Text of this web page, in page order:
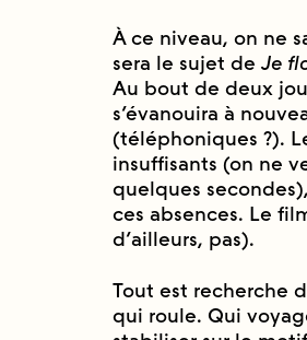
À ce niveau, on ne
sera le sujet de Je
Au bout de deux
s’évanouira à
(téléphoniques ?).
insuffisants (on ne
quelques
ces absences. Le
d’ailleurs, pas).
Tout est recherche
qui roule. Qui